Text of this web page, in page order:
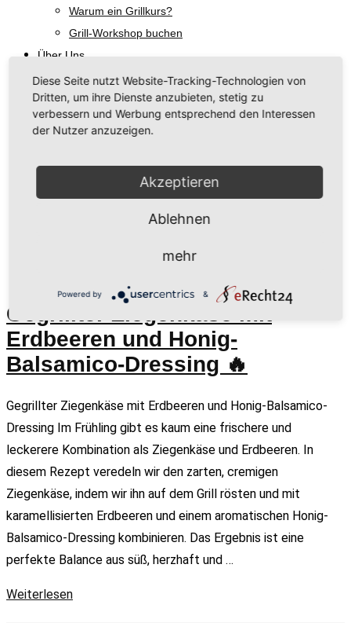
Warum ein Grillkurs?
Grill-Workshop buchen
Über Uns
Unsere Philosophie
Regionale Hersteller
Rezeptideen & Grill-Tipps
Talk am Grill
Schlagwort:Erdbeeren
Gegrillter Ziegenkäse mit
Erdbeeren und Honig-
Balsamico-Dressing 🔥
Gegrillter Ziegenkäse mit Erdbeeren und Honig-Balsamico-
Dressing Im Frühling gibt es kaum eine frischere und
leckerere Kombination als Ziegenkäse und Erdbeeren. In
diesem Rezept veredeln wir den zarten, cremigen
Ziegenkäse, indem wir ihn auf dem Grill rösten und mit
karamellisierten Erdbeeren und einem aromatischen Honig-
Balsamico-Dressing kombinieren. Das Ergebnis ist eine
perfekte Balance aus süß, herzhaft und …
Weiterlesen
Diese Seite nutzt Website-Tracking-Technologien von
Dritten, um ihre Dienste anzubieten, stetig zu
verbessern und Werbung entsprechend den Interessen
der Nutzer anzuzeigen.
Akzeptieren
Ablehnen
mehr
Powered by &